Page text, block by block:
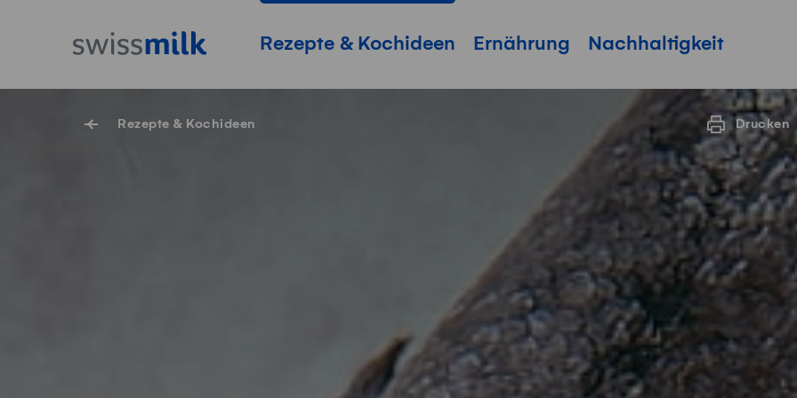
StartseiteHauptnavigation
Rezepte & Kochideen Ernährung Nachhaltigkeit
Rezepte & Kochideen Drucken